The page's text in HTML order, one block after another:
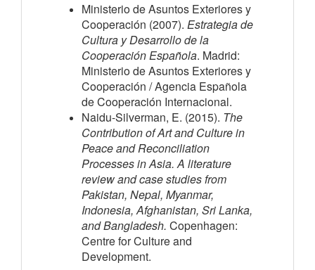
Ministerio de Asuntos Exteriores y
Cooperación (2007). Estrategia de
Cultura y Desarrollo de la
Cooperación Española. Madrid:
Ministerio de Asuntos Exteriores y
Cooperación / Agencia Española
de Cooperación Internacional.
Naidu-Silverman, E. (2015). The
Contribution of Art and Culture in
Peace and Reconciliation
Processes in Asia. A literature
review and case studies from
Pakistan, Nepal, Myanmar,
Indonesia, Afghanistan, Sri Lanka,
and Bangladesh. Copenhagen:
Centre for Culture and
Development.